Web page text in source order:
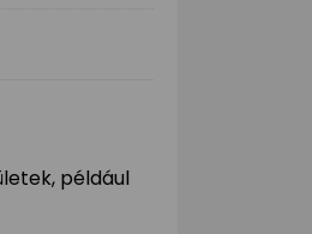
például